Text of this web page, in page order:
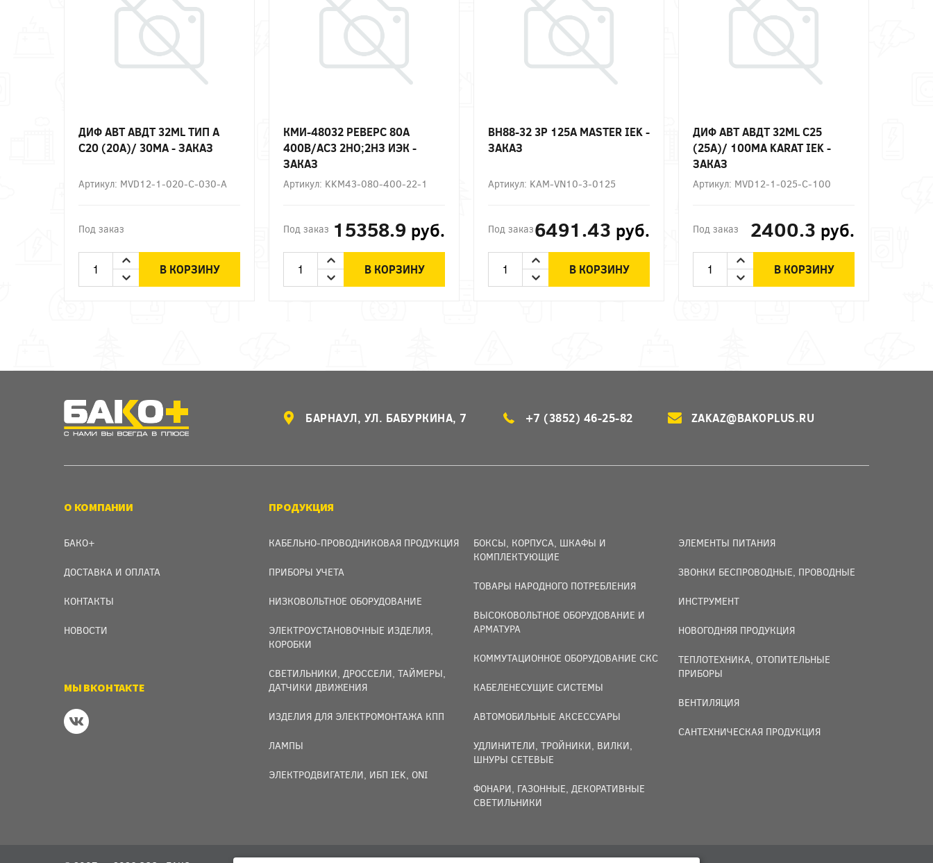
ДИФ АВТ АВДТ 32ML ТИП А
C20 (20А)/ 30МА - ЗАКАЗ
Артикул: MVD12-1-020-C-030-A
Под заказ
В КОРЗИНУ
КМИ-48032 РЕВЕРС 80А
400В/АС3 2НО;2НЗ ИЭК -
ЗАКАЗ
Артикул: KKM43-080-400-22-1
Под заказ 15358.9 руб.
В КОРЗИНУ
ВН88-32 3P 125А MASTER IEK -
ЗАКАЗ
Артикул: KAM-VN10-3-0125
Под заказ6491.43 руб.
В КОРЗИНУ
ДИФ АВТ АВДТ 32ML C25
(25А)/ 100МА KARAT IEK -
ЗАКАЗ
Артикул: MVD12-1-025-C-100
Под заказ 2400.3 руб.
В КОРЗИНУ
БАРНАУЛ, УЛ. БАБУРКИНА, 7 +7 (3852) 46-25-82 ZAKAZ@BAKOPLUS.RU
О КОМПАНИИ
БАКО+
ДОСТАВКА И ОПЛАТА
КОНТАКТЫ
НОВОСТИ
МЫ ВКОНТАКТЕ
ПРОДУКЦИЯ
КАБЕЛЬНО-ПРОВОДНИКОВАЯ ПРОДУКЦИЯ
ПРИБОРЫ УЧЕТА
НИЗКОВОЛЬТНОЕ ОБОРУДОВАНИЕ
ЭЛЕКТРОУСТАНОВОЧНЫЕ ИЗДЕЛИЯ,
КОРОБКИ
СВЕТИЛЬНИКИ, ДРОССЕЛИ, ТАЙМЕРЫ,
ДАТЧИКИ ДВИЖЕНИЯ
ИЗДЕЛИЯ ДЛЯ ЭЛЕКТРОМОНТАЖА КПП
ЛАМПЫ
ЭЛЕКТРОДВИГАТЕЛИ, ИБП IEK, ONI
БОКСЫ, КОРПУСА, ШКАФЫ И
КОМПЛЕКТУЮЩИЕ
ТОВАРЫ НАРОДНОГО ПОТРЕБЛЕНИЯ
ВЫСОКОВОЛЬТНОЕ ОБОРУДОВАНИЕ И
АРМАТУРА
КОММУТАЦИОННОЕ ОБОРУДОВАНИЕ СКС
КАБЕЛЕНЕСУЩИЕ СИСТЕМЫ
АВТОМОБИЛЬНЫЕ АКСЕССУАРЫ
УДЛИНИТЕЛИ, ТРОЙНИКИ, ВИЛКИ,
ШНУРЫ СЕТЕВЫЕ
ФОНАРИ, ГАЗОННЫЕ, ДЕКОРАТИВНЫЕ
СВЕТИЛЬНИКИ
ЭЛЕМЕНТЫ ПИТАНИЯ
ЗВОНКИ БЕСПРОВОДНЫЕ, ПРОВОДНЫЕ
ИНСТРУМЕНТ
НОВОГОДНЯЯ ПРОДУКЦИЯ
ТЕПЛОТЕХНИКА, ОТОПИТЕЛЬНЫЕ
ПРИБОРЫ
ВЕНТИЛЯЦИЯ
САНТЕХНИЧЕСКАЯ ПРОДУКЦИЯ